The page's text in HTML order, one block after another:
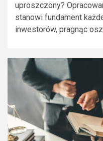
uproszczony?
stanowi fundament
inwestorów, pragnąc